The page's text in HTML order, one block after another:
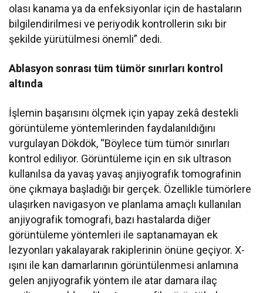
olası kanama ya da enfeksiyonlar için de hastaların
bilgilendirilmesi ve periyodik kontrollerin sıkı bir
şekilde yürütülmesi önemli” dedi.
Ablasyon sonrası tüm tümör sınırları kontrol
altında
İşlemin başarısını ölçmek için yapay zekâ destekli
görüntüleme yöntemlerinden faydalanıldığını
vurgulayan Dökdök, “Böylece tüm tümör sınırları
kontrol ediliyor. Görüntüleme için en sık ultrason
kullanılsa da yavaş yavaş anjiyografik tomografinin
öne çıkmaya başladığı bir gerçek. Özellikle tümörlere
ulaşırken navigasyon ve planlama amaçlı kullanılan
anjiyografik tomografi, bazı hastalarda diğer
görüntüleme yöntemleri ile saptanamayan ek
lezyonları yakalayarak rakiplerinin önüne geçiyor. X-
ışını ile kan damarlarının görüntülenmesi anlamına
gelen anjiyografik yöntem ile atar damara ilaç